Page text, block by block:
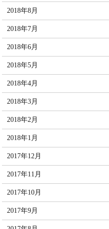
2018年8月
2018年7月
2018年6月
2018年5月
2018年4月
2018年3月
2018年2月
2018年1月
2017年12月
2017年11月
2017年10月
2017年9月